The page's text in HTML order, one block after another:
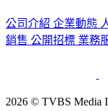
公司介紹 企業動態
銷售 公開招標 業務
2026 © TVBS Media